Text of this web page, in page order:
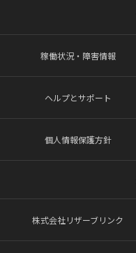
稼働状況・障害情報
ヘルプとサポート
個人情報保護方針
株式会社リザーブリンク